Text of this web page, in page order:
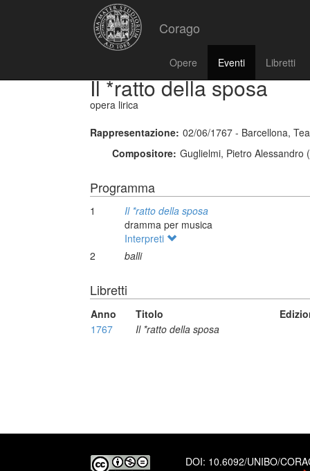
Corago
Opere Eventi Libretti
Il *ratto della sposa
opera lirica
Rappresentazione: 02/06/1767 - Barcellona,
Compositore: Guglielmi, Pietro Alessandro
Programma
1
Il *ratto della sposa
dramma per musica
Interpreti
2
balli
Libretti
Anno Titolo
1767
Il *ratto della sposa
DOI: 10.6092/UNIBO/